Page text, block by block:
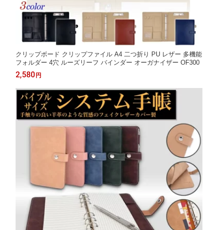
クリップボード クリップファイル A4 二つ折り PU レザー 多機能
フォルダー 4穴 ルーズリーフ バインダー オーガナイザー OF300
2,580円